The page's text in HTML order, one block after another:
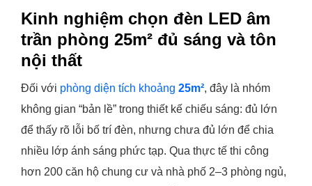
Kinh nghiệm chọn đèn LED âm
trần phòng 25m² đủ sáng và tôn
nội thất
Đối với phòng diện tích khoảng 25m², đây là nhóm
không gian “bản lề” trong thiết kế chiếu sáng: đủ lớn
để thấy rõ lỗi bố trí đèn, nhưng chưa đủ lớn để chia
nhiều lớp ánh sáng phức tạp. Qua thực tế thi công
hơn 200 căn hộ chung cư và nhà phố 2–3 phòng ngủ,